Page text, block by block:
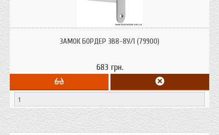
установки в деревянные и металлические двери толщиной 40-50 мм, а
также в металлические шкафы.ЗАМОК БОРДЕР ЗВ8-8У/1 (79900)
683 грн.